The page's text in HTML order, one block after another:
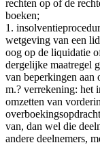
rechten op of de
boeken;
1.
wetgeving van een
oog op de liquidatie
dergelijke maatregel
van beperkingen aan
m.? verrekening: het
omzetten van
van, dan wel die
andere deelnemers,